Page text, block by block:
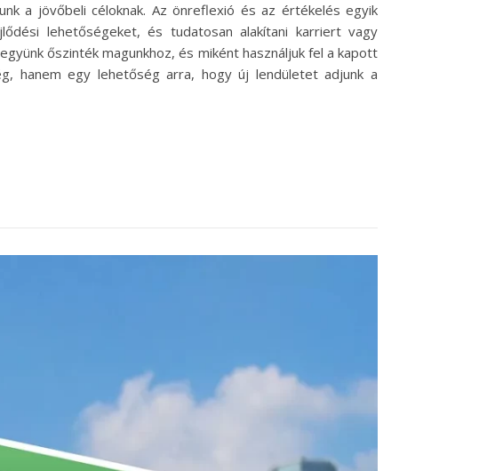
a jövőbeli céloknak. Az önreflexió és az értékelés egyik
lehetőségeket, és tudatosan alakítani karriert vagy
őszinték magunkhoz, és miként használjuk fel a kapott
hanem egy lehetőség arra, hogy új lendületet adjunk a